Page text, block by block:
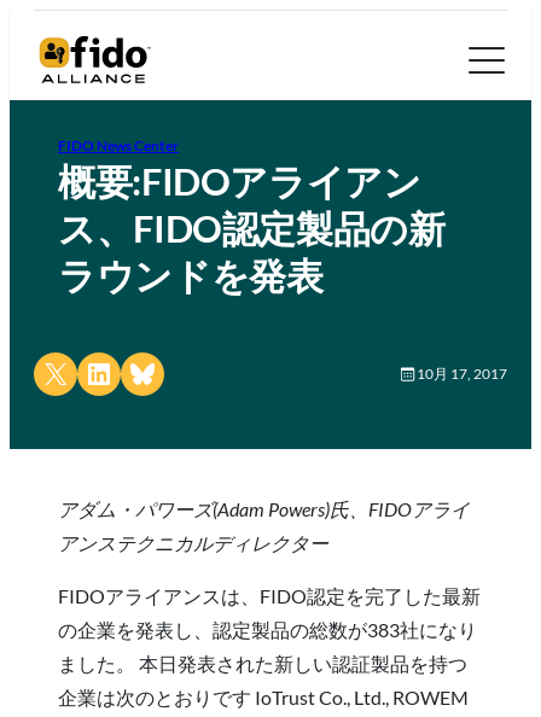
FIDO News Center
概要:FIDOアライアン
ス、FIDO認定製品の新
ラウンドを発表
Share on X Share on LinkedIn
Share on Bluesky 10月 17, 2017
アダム・パワーズ(Adam Powers)氏、FIDOアライ
アンステクニカルディレクター
FIDOアライアンスは、FIDO認定を完了した最新
の企業を発表し、認定製品の総数が383社になり
ました。 本日発表された新しい認証製品を持つ
企業は次のとおりです IoTrust Co., Ltd., ROWEM